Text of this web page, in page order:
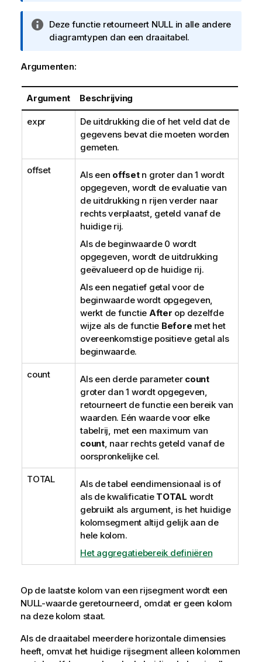
I
n
o
m
a
t
Deze functie retourneert NULLin alle andere
diagramtypen dan een draaitabel.
Argumenten:
Argument Beschrijving
expr
De uitdrukking die of het veld dat de
gegevens bevat die moeten worden
gemeten.
offset Als een offset n groter dan 1 wordt
opgegeven, wordt de evaluatie van
de uitdrukking n rijen verder naar
rechts verplaatst, geteld vanaf de
huidige rij.
Als de beginwaarde 0 wordt
opgegeven, wordt de uitdrukking
geëvalueerd op de huidige rij.
Als een negatief getal voor de
beginwaarde wordt opgegeven,
werkt de functie After op dezelfde
wijze als de functie Before met het
overeenkomstige positieve getal als
beginwaarde.
count Als een derde parameter count
groter dan 1 wordt opgegeven,
retourneert de functie een bereik van
waarden. Eén waarde voor elke
tabelrij, met een maximum van
count, naar rechts geteld vanaf de
oorspronkelijke cel.
TOTAL
Als de tabel eendimensionaal is of
als de kwalificatie TOTAL wordt
gebruikt als argument, is het huidige
kolomsegment altijd gelijk aan de
hele kolom.
Het aggregatiebereik definiëren
Op de laatste kolom van een rijsegment wordt een
NULL-waarde geretourneerd, omdat er geen kolom
na deze kolom staat.
Als de draaitabel meerdere horizontale dimensies
heeft, omvat het huidige rijsegment alleen kolommen